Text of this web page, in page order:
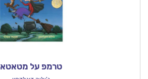
טרמפ על מטאטא